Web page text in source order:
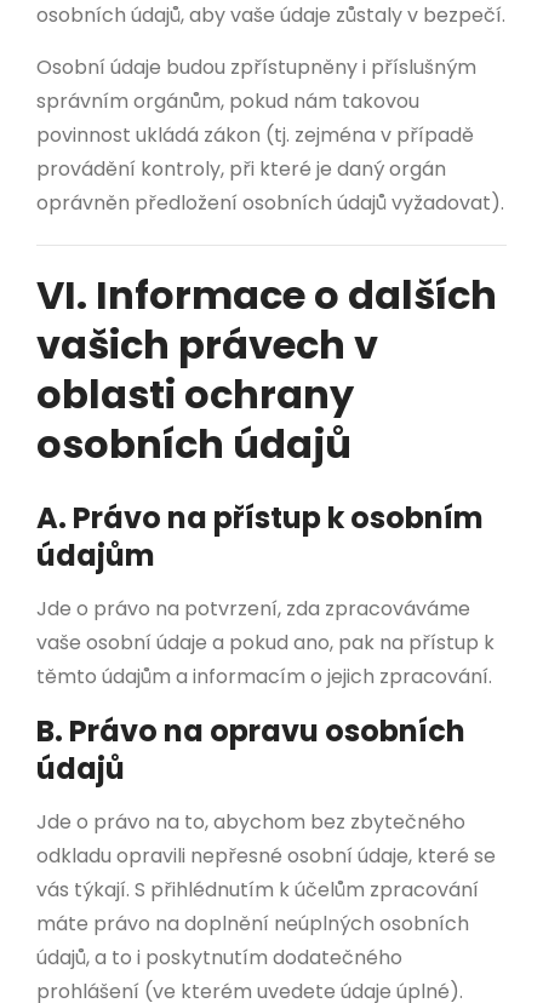
osobních údajů, aby vaše údaje zůstaly v bezpečí.
Osobní údaje budou zpřístupněny i příslušným
správním orgánům, pokud nám takovou
povinnost ukládá zákon (tj. zejména v případě
provádění kontroly, při které je daný orgán
oprávněn předložení osobních údajů vyžadovat).
VI. Informace o dalších
vašich právech v
oblasti ochrany
osobních údajů
A. Právo na přístup k osobním
údajům
Jde o právo na potvrzení, zda zpracováváme
vaše osobní údaje a pokud ano, pak na přístup k
těmto údajům a informacím o jejich zpracování.
B. Právo na opravu osobních
údajů
Jde o právo na to, abychom bez zbytečného
odkladu opravili nepřesné osobní údaje, které se
vás týkají. S přihlédnutím k účelům zpracování
máte právo na doplnění neúplných osobních
údajů, a to i poskytnutím dodatečného
prohlášení (ve kterém uvedete údaje úplné).